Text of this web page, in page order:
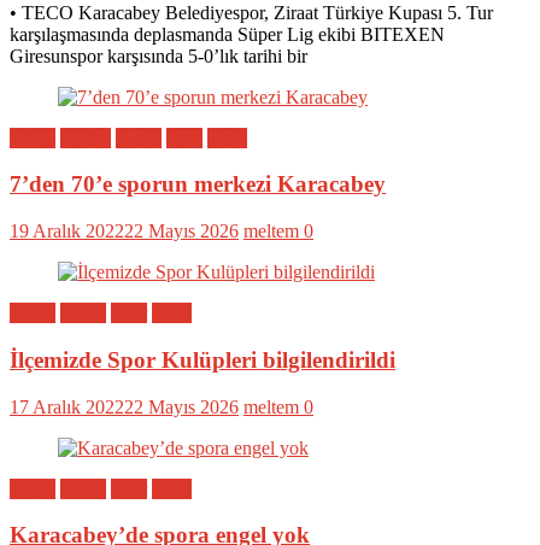
• TECO Karacabey Belediyespor, Ziraat Türkiye Kupası 5. Tur
karşılaşmasında deplasmanda Süper Lig ekibi BITEXEN
Giresunspor karşısında 5-0’lık tarihi bir
7’den 70’e sporun merkezi Karacabey
19 Aralık 202222 Mayıs 2026 meltem 0
İlçemizde Spor Kulüpleri bilgilendirildi
17 Aralık 202222 Mayıs 2026 meltem 0
Karacabey’de spora engel yok